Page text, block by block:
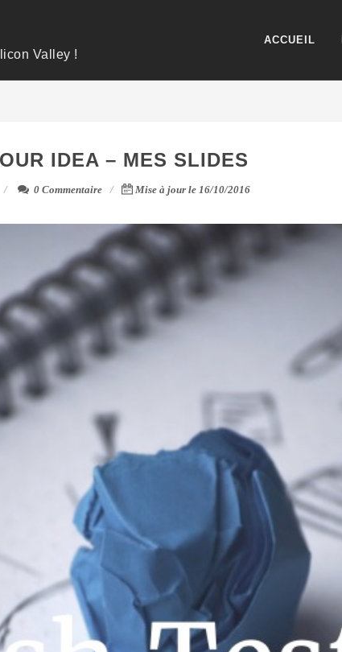
Valley !
ACCUEIL
IDEA – MES SLIDES
0 Commentaire Mise à jour le 16/10/2016